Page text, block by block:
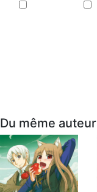
Du même auteur